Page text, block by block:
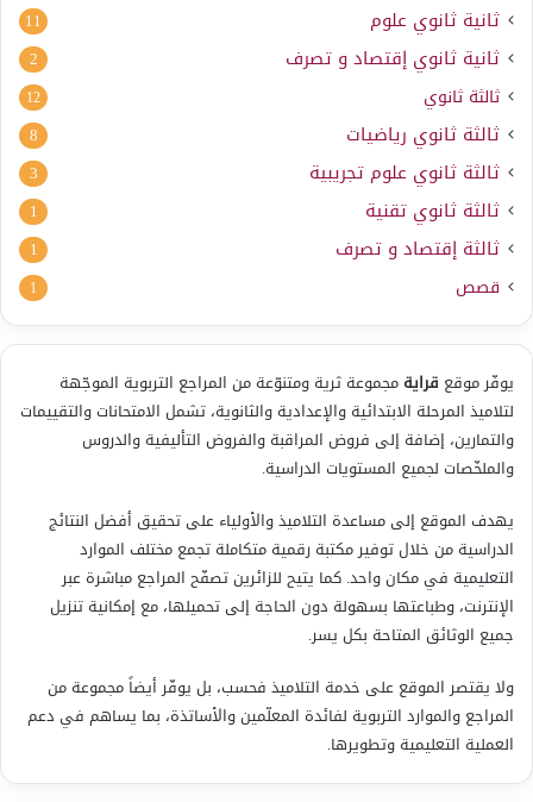
ثانية ثانوي علوم 11
ثانية ثانوي إقتصاد و تصرف 2
ثالثة ثانوي 12
ثالثة ثانوي رياضيات 8
ثالثة ثانوي علوم تجريبية 3
ثالثة ثانوي تقنية 1
ثالثة إقتصاد و تصرف 1
قصص 1
يوفّر موقع قرايةمجموعة ثرية ومتنوّعة من المراجع التربوية الموجّهة
لتلاميذ المرحلة الابتدائية والإعدادية والثانوية، تشمل الامتحانات والتقييمات
والتمارين، إضافة إلى فروض المراقبة والفروض التأليفية والدروس
والملخّصات لجميع المستويات الدراسية.
يهدف الموقع إلى مساعدة التلاميذ والأولياء على تحقيق أفضل النتائج
الدراسية من خلال توفير مكتبة رقمية متكاملة تجمع مختلف الموارد
التعليمية في مكان واحد. كما يتيح للزائرين تصفّح المراجع مباشرة عبر
الإنترنت، وطباعتها بسهولة دون الحاجة إلى تحميلها، مع إمكانية تنزيل
جميع الوثائق المتاحة بكل يسر.
ولا يقتصر الموقع على خدمة التلاميذ فحسب، بل يوفّر أيضاً مجموعة من
المراجع والموارد التربوية لفائدة المعلّمين والأساتذة، بما يساهم في دعم
العملية التعليمية وتطويرها.